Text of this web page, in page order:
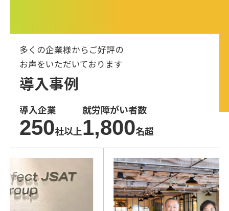
多くの企業様からご好評の
お声をいただいております
導入事例
導入企業
250社以上
就労障がい者数
1,800名超